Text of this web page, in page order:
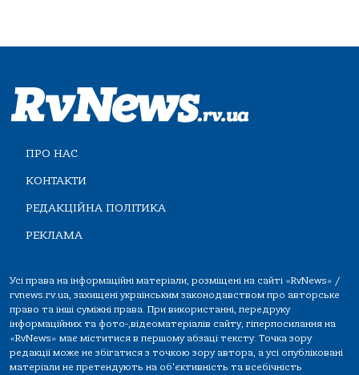
ПРО НАС
КОНТАКТИ
РЕДАКЦІЙНА ПОЛІТИКА
РЕКЛАМА
Усі права на інформаційні матеріали, розміщені на сайті «RvNews» /
rvnews.rv.ua, захищені українським законодавством про авторське
право та інші суміжні права. При використанні, передруку
інформаційних та фото-,відеоматеріалів сайту, гіперпосилання на
«RvNews» має міститися в першому абзаці тексту. Точка зору
редакції може не збігатися з точкою зору автора, а усі опубліковані
матеріали не претендують на об'єктивність та всебічність